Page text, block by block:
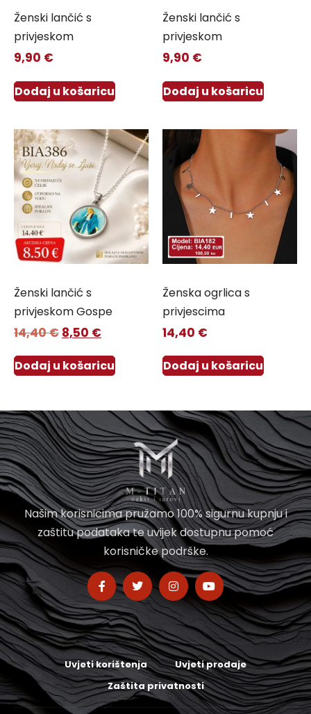
Ženski lančić s
privjeskom
9,90 €
Dodaj u košaricu
Ženski lančić s
privjeskom
9,90 €
Dodaj u košaricu
Ženski lančić s
privjeskom Gospe
14,40€ 8,50 €
Dodaj u košaricu
Ženska ogrlica s
privjescima
14,40 €
Dodaj u košaricu
Našim korisnicima pružamo 100% sigurnu kupnju i
zaštitu podataka te uvijek dostupnu pomoć
korisničke podrške.
Uvjeti korištenja
Uvjeti prodaje
Zaštita privatnosti